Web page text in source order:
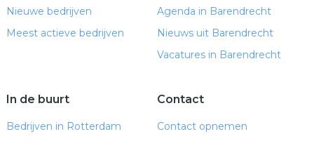
Nieuwe bedrijven
Meest actieve bedrijven
Agenda in Barendrecht
Nieuws uit Barendrecht
Vacatures in Barendrecht
In de buurt
Bedrijven in Rotterdam
Contact
Contact opnemen